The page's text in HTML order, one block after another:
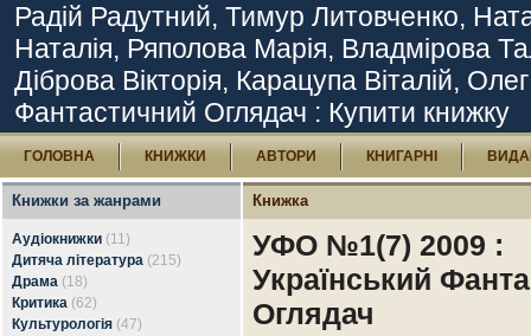
Радій Радутний, Тимур Литовченко,
Наталія, Ряполова Марія, Владмірова
Діброва Вікторія, Карацупа Віталій,
Фантастичний Оглядач : Купити книжку
ГОЛОВНА КНИЖКИ АВТОРИ КНИГАРНІ
Книжки за жанрами
Аудіокнижки (11)
Дитяча література (215)
Драма (18)
Критика (62)
Культурологія (47)
Книжка
УФО №1(7) 2009 :
Український
Оглядач